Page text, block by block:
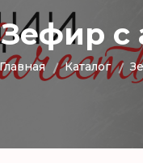
Зефир с
Главная Каталог